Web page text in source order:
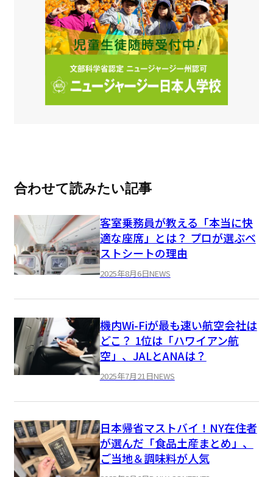
合わせて読みたい記事
客室乗務員が教える「本当に快
適な座席」とは？ プロが選ぶベ
ストシートの理由
2025年8月6日NEWS
機内Wi-Fiが最も速い航空会社は
どこ？ 1位は「ハワイアン航
空」、JALとANAは？
2025年7月21日NEWS
日本帰省マストバイ！NY在住者
が選んだ「食品土産まとめ」、
ご当地＆調味料が人気